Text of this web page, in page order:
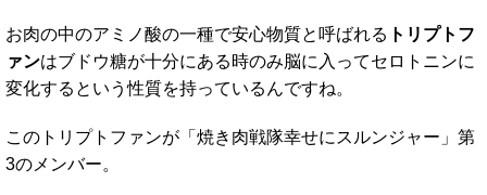
お肉の中のアミノ酸の一種で安心物質と呼ばれる トリプトフ
ァンはブドウ糖が十分にある時のみ脳に入ってセロトニンに
変化するという性質を持っているんですね。
このトリプトファンが「焼き肉戦隊幸せにスルンジャー」第
3のメンバー。